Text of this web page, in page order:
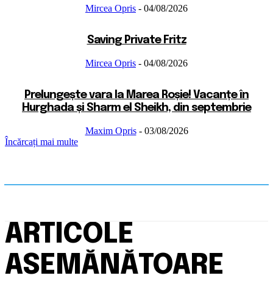
Mircea Opris - 04/08/2026
Saving Private Fritz
Mircea Opris - 04/08/2026
Prelungește vara la Marea Roșie! Vacanțe în
Hurghada și Sharm el Sheikh, din septembrie
Maxim Opris - 03/08/2026
Încărcați mai multe
ARTICOLE
ASEMĂNĂTOARE